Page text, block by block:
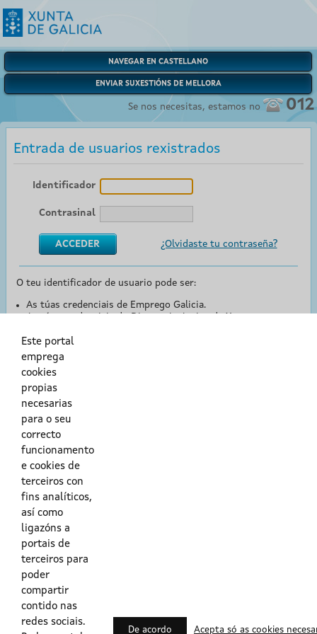
NAVEGAR EN CASTELLANO
ENVIAR SUXESTIÓNS DE MELLORA
Se nos necesitas, estamos no 012
Entrada de usuarios rexistrados
Identificador
Contrasinal
¿Olvidaste tu contraseña?
O teu identificador de usuario pode ser:
As túas credenciais de Emprego Galicia.
O teu DNI ou o teu NIE.
Este portal
emprega
cookies
propias
necesarias
para o seu
correcto
funcionamento
e cookies de
terceiros con
fins analíticos,
así como
ligazóns a
portais de
terceiros para
poder
compartir
contido nas
redes sociais.
De acordo Acepta só as cookies